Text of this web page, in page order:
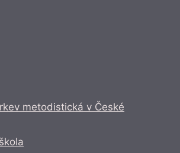
metodistická v České